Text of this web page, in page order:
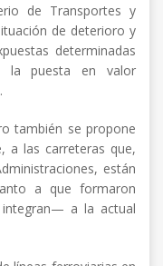
de Transportes y
de deterioro y
determinadas
la puesta en valor
también se propone
a las carreteras que,
están
a que formaron
a la actual